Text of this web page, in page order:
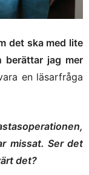
det ska med lite
berättar jag mer
en läsarfråga
missat. Ser det
det?